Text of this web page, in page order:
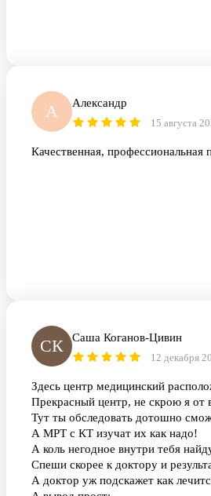
А Александр
15 августа
Качественная, профессиональная
СК Саша Коганов-Цивин
12 декабря
Здесь центр медицинский
Прекрасный центр, не скрою я от
Тут ты обследовать дотошно
А МРТ с КТ изучат их как надо!
А коль негодное внутри тебя
Спеши скорее к доктору и
А доктор уж подскажет как